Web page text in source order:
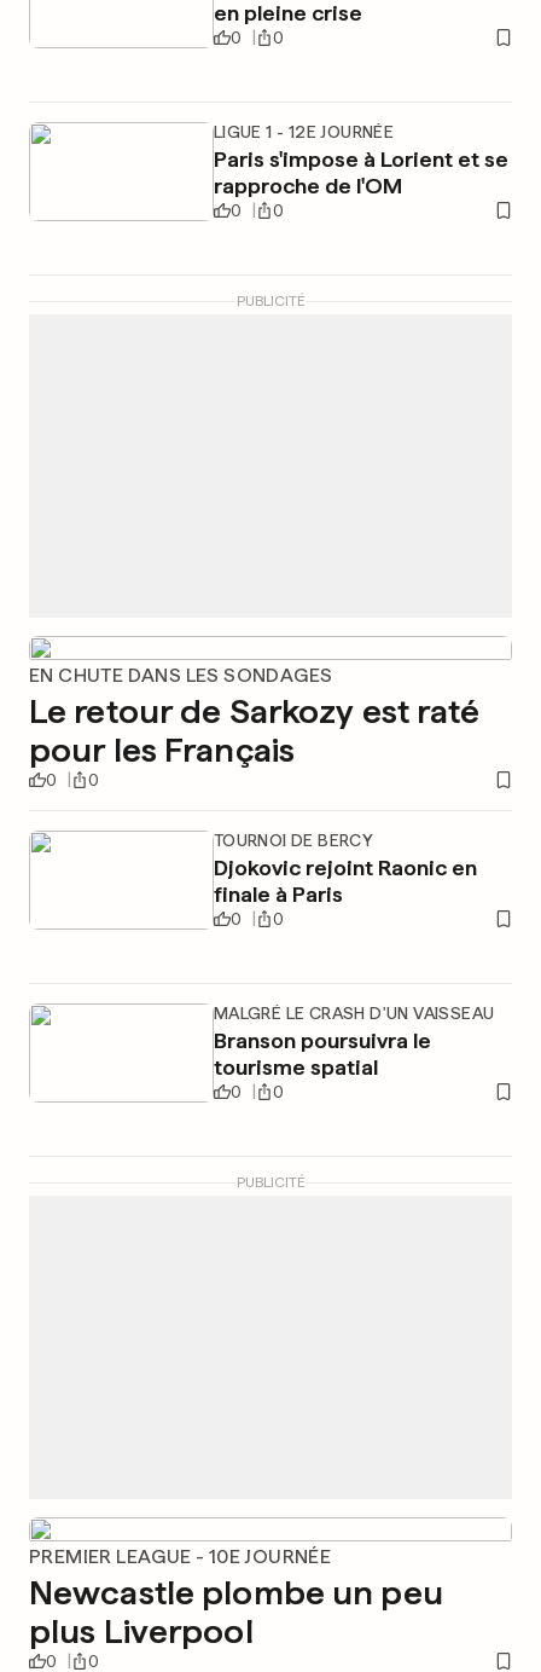
en pleine crise
0 0
LIGUE 1 - 12E JOURNÉE
Paris s'impose à Lorient et se
rapproche de l'OM
0 0
PUBLICITÉ
EN CHUTE DANS LES SONDAGES
Le retour de Sarkozy est raté
pour les Français
0 0
TOURNOI DE BERCY
Djokovic rejoint Raonic en
finale à Paris
0 0
MALGRÉ LE CRASH D'UN VAISSEAU
Branson poursuivra le
tourisme spatial
0 0
PUBLICITÉ
PREMIER LEAGUE - 10E JOURNÉE
Newcastle plombe un peu
plus Liverpool
0 0